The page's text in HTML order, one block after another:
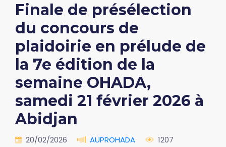
Finale de présélection
du concours de
plaidoirie en prélude de
la 7e édition de la
semaine OHADA,
samedi 21 février 2026 à
Abidjan
20/02/2026 AUPROHADA 1207